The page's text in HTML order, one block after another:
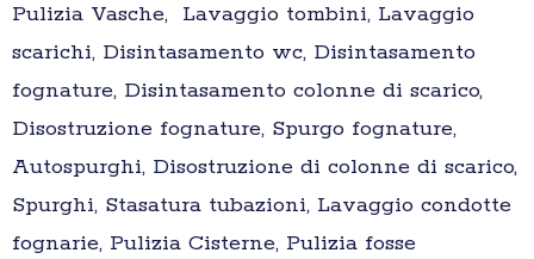
Pulizia Vasche, Lavaggio tombini, Lavaggio
scarichi, Disintasamento wc, Disintasamento
fognature, Disintasamento colonne di scarico,
Disostruzione fognature, Spurgo fognature,
Autospurghi, Disostruzione di colonne di scarico,
Spurghi, Stasatura tubazioni, Lavaggio condotte
fognarie, Pulizia Cisterne, Pulizia fosse